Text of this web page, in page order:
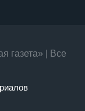
газета» | Все